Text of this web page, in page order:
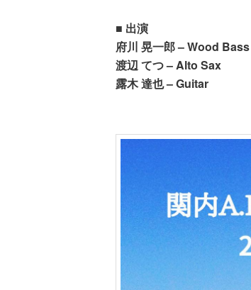
■ 出演
府川 晃一郎 – Wood Bass
渡辺 てつ – Alto Sax
露木 達也 – Guitar